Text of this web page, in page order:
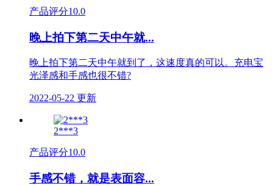
产品评分10.0
晚上拍下第二天中午就...
晚上拍下第二天中午就到了，这速度真的可以。充电宝
光泽感和手感也很不错?
2022-05-22 更新
2***3
产品评分10.0
手感不错，就是表面容...